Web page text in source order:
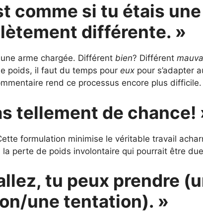
comme si tu étais
différente. »
arme chargée. Différent bien? Différent
poids, il faut du temps pour eux pour s’adapter
rend ce processus encore plus difficile.
tellement de chance!
formulation minimise le véritable travail
la perte de poids involontaire qui pourrait être
tu peux prendre
une tentation). »